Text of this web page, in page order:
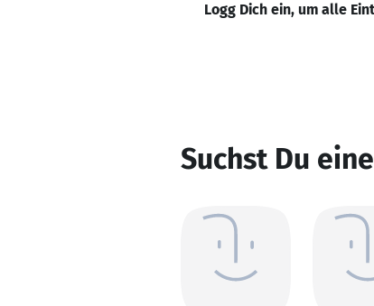
Logg Dich ein, um alle
Suchst Du